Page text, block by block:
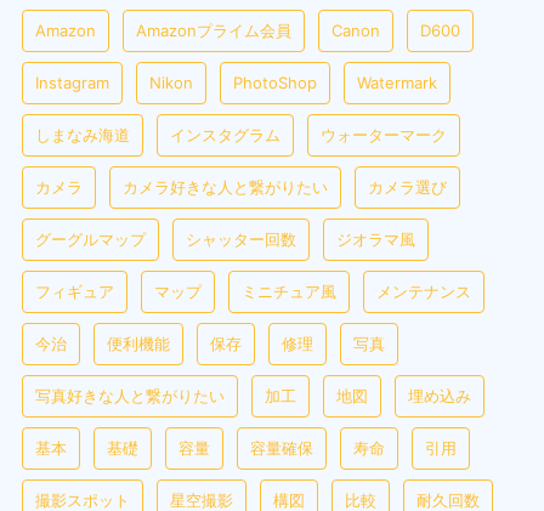
Amazon Amazonプライム会員 Canon D600
Instagram Nikon PhotoShop Watermark
しまなみ海道 インスタグラム ウォーターマーク
カメラ カメラ好きな人と繋がりたい カメラ選び
グーグルマップ シャッター回数 ジオラマ風
フィギュア マップ ミニチュア風 メンテナンス
今治 便利機能 保存 修理 写真
写真好きな人と繋がりたい 加工 地図 埋め込み
基本 基礎 容量 容量確保 寿命 引用
撮影スポット 星空撮影 構図 比較 耐久回数